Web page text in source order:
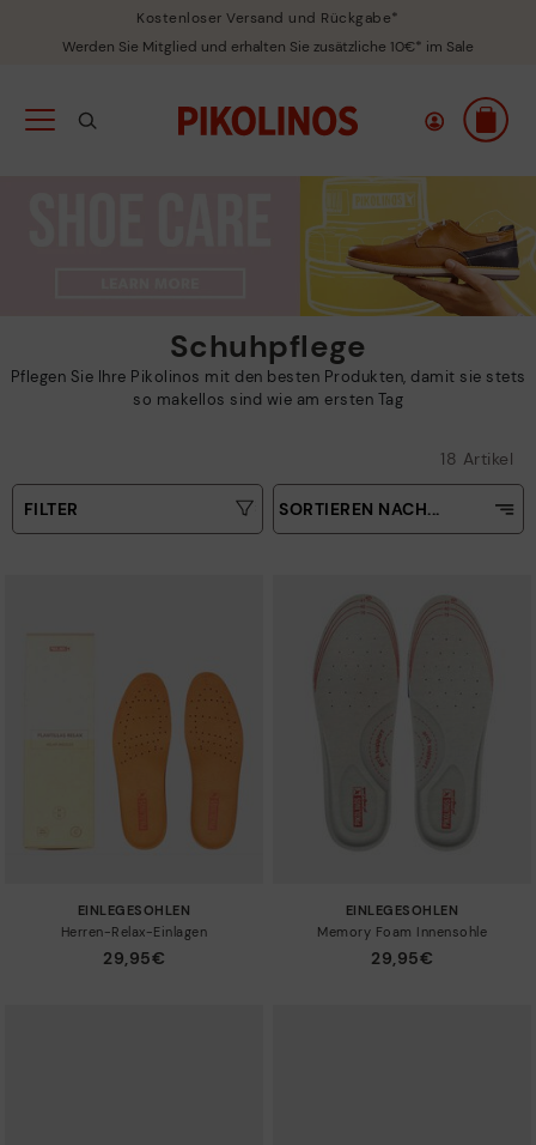
Kostenloser Versand und Rückgabe*
Werden Sie Mitglied und erhalten Sie zusätzliche 10€* im Sale
Schuhpflege
Pflegen Sie Ihre Pikolinos mit den besten Produkten, damit sie stets
so makellos sind wie am ersten Tag
18 Artikel
FILTER SORTIEREN NACH...
EINLEGESOHLEN
Herren-Relax-Einlagen
29,95€
EINLEGESOHLEN
Memory Foam Innensohle
29,95€